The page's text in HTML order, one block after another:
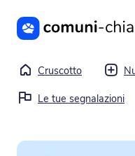
Vai al contenuto principale
Cruscotto
Le tue segnalazioni